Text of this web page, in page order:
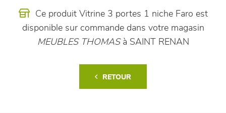
Ce produit Vitrine 3 portes 1 niche Faro est
disponible sur commande dans votre magasin
MEUBLES THOMAS à SAINT RENAN
RETOUR